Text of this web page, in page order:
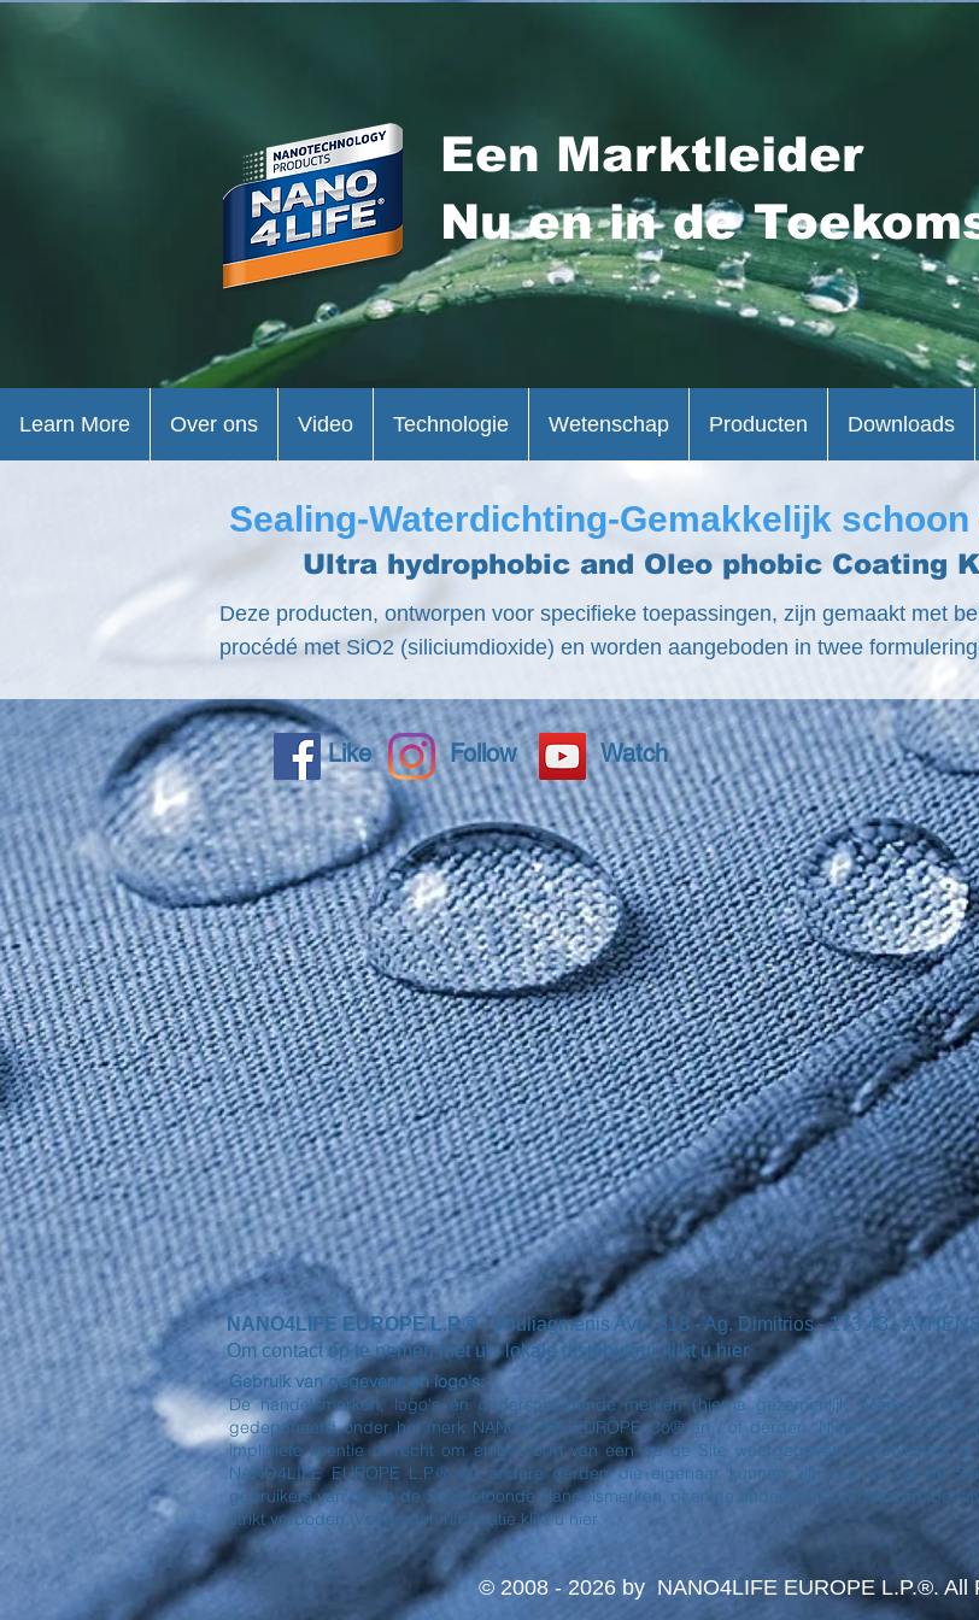
Een Marktleider
Nu en in de
Sealing-Waterdichting-Gemakkelijk schoon
Ultra hydrophobic and Oleo phobic Coating
Deze producten, ontworpen voor specifieke toepassingen, zijn gemaakt met
procédé met SiO2 (siliciumdioxide) en worden aangeboden in twee
Learn More Over ons Video Technologie Wetenschap Producten Downloads
Like Follow Watch
NANO4LIFE EUROPE L.P.®- Vouliagmenis Ave. 318 - Ag. Dimitrios - 173 43 -
Om contact op te nemen met uw lokale distributeur klikt u hier
Gebruik van gegevens en logo's:
De handelsmerken, logo's en onderscheidende merken (hierna gezamenlijk "Merken")
gedeponeerd onder het merk NANO4LIFE EUROPE Co® en / of derden. Niets op de Site
impliciete licentie of recht om enige vorm van een op de Site weergegeven Handelsmerk
NANO4LIFE EUROPE L.P.® en andere derden die eigenaar kunnen zijn van de op de
gebruikers van de op de Site getoonde Handelsmerken, of enige andere inhoud daarvan,
strikt verboden. Voor meer informatie klikt u hier
© 2008 - 2026 by NANO4LIFE EUROPE L.P.®. All